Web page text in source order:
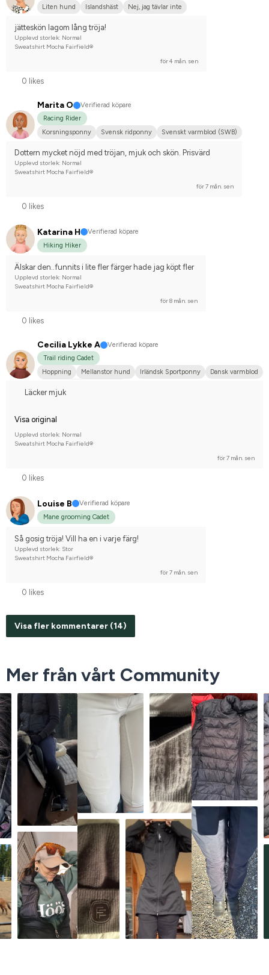
Liten hund Islandshäst Nej, jag tävlar inte
jätteskön lagom lång tröja!
Upplevd storlek: Normal
Sweatshirt Mocha Fairfield®
för 4 mån. sen
0 likes
Marita O
Verifierad köpare
Racing Rider
Korsningsponny
Svensk ridponny Svenskt varmblod (SWB)
Dottern mycket nöjd med tröjan, mjuk och skön. Prisvärd
Upplevd storlek: Normal
Sweatshirt Mocha Fairfield®
för 7 mån. sen
0 likes
Katarina H
Verifierad köpare
Hiking Hiker
Älskar den..funnits i lite fler färger hade jag köpt fler
Upplevd storlek: Normal
Sweatshirt Mocha Fairfield®
för 8 mån. sen
0 likes
Cecilia Lykke A
Verifierad köpare
Trail riding Cadet
Hoppning
Mellanstor hund Irländsk Sportponny
Dansk varmblod
Läcker mjuk
Visa original
Upplevd storlek: Normal
Sweatshirt Mocha Fairfield®
för 7 mån. sen
0 likes
Louise B
Verifierad köpare
Mane grooming Cadet
Så gosig tröja! Vill ha en i varje färg!
Upplevd storlek: Stor
Sweatshirt Mocha Fairfield®
för 7 mån. sen
0 likes
Visa fler kommentarer (14)
Mer från vårt Community